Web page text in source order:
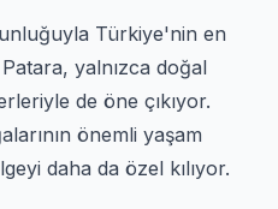
Türkiye'nin en
yalnızca doğal
de öne çıkıyor.
önemli yaşam
daha da özel kılıyor.